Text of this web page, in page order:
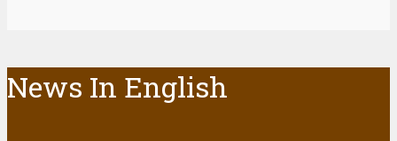
News In English